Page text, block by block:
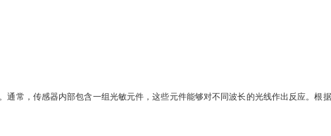
通常，传感器内部包含一组光敏元件，这些元件能够对不同波长的光线作出反应。根